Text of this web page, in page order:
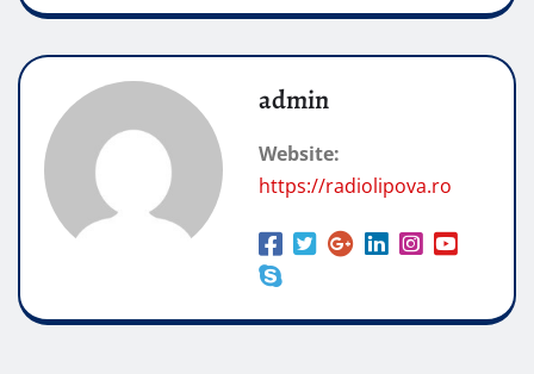
admin
Website:
https://radiolipova.ro